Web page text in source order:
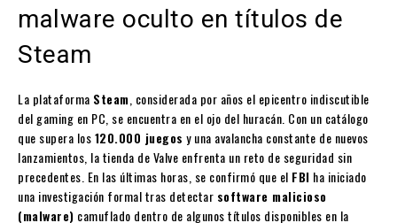
malware oculto en títulos de
Steam
La plataforma Steam , considerada por años el epicentro indiscutible
del gaming en PC, se encuentra en el ojo del huracán. Con un catálogo
que supera los120.000 juegos y una avalancha constante de nuevos
lanzamientos, la tienda de Valve enfrenta un reto de seguridad sin
precedentes. En las últimas horas, se confirmó que el FBI ha iniciado
una investigación formal tras detectar software malicioso
(malware) camuflado dentro de algunos títulos disponibles en la